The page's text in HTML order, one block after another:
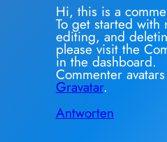
Hi, this is a
To get started with
editing, and
please visit the
in the dashboard.
Commenter
Gravatar.
Antworten